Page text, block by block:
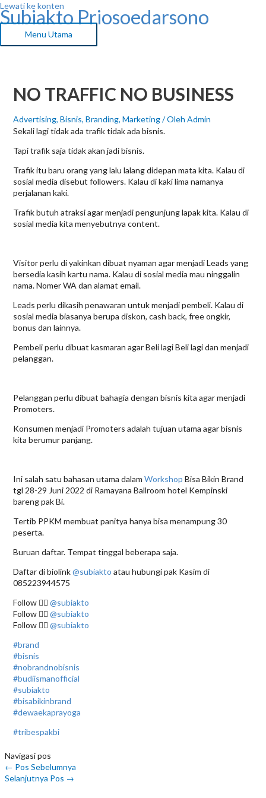
Lewati ke konten
Subiakto Priosoedarsono
Menu Utama
NO TRAFFIC NO BUSINESS
Advertising, Bisnis, Branding, Marketing/ Oleh Admin
Sekali lagi tidak ada trafik tidak ada bisnis.
Tapi trafik saja tidak akan jadi bisnis.
Trafik itu baru orang yang lalu lalang didepan mata kita. Kalau di
sosial media disebut followers. Kalau di kaki lima namanya
perjalanan kaki.
Trafik butuh atraksi agar menjadi pengunjung lapak kita. Kalau di
sosial media kita menyebutnya content.
Visitor perlu di yakinkan dibuat nyaman agar menjadi Leads yang
bersedia kasih kartu nama. Kalau di sosial media mau ninggalin
nama. Nomer WA dan alamat email.
Leads perlu dikasih penawaran untuk menjadi pembeli. Kalau di
sosial media biasanya berupa diskon, cash back, free ongkir,
bonus dan lainnya.
Pembeli perlu dibuat kasmaran agar Beli lagi Beli lagi dan menjadi
pelanggan.
Pelanggan perlu dibuat bahagia dengan bisnis kita agar menjadi
Promoters.
Konsumen menjadi Promoters adalah tujuan utama agar bisnis
kita berumur panjang.
Ini salah satu bahasan utama dalam Workshop Bisa Bikin Brand
tgl 28-29 Juni 2022 di Ramayana Ballroom hotel Kempinski
bareng pak Bi.
Tertib PPKM membuat panitya hanya bisa menampung 30
peserta.
Buruan daftar. Tempat tinggal beberapa saja.
Daftar di biolink@subiakto atau hubungi pak Kasim di
085223944575
Follow 👉🏿 @subiakto
Follow 👉🏿 @subiakto
Follow 👉🏿 @subiakto
#brand
#bisnis
#nobrandnobisnis
#budiismanofficial
#subiakto
#bisabikinbrand
#dewaekaprayoga
#tribespakbi
Navigasi pos
← Pos Sebelumnya
Selanjutnya Pos →